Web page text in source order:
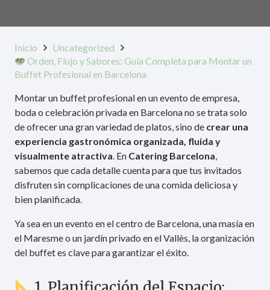
Inicio
Uncategorized
Orden, Flujo y Sabores: Guía Completa para Montar un
Buffet Profesional en Barcelona
Montar un buffet profesional en un evento de empresa,
boda o celebración privada en Barcelona no se trata solo
de ofrecer una gran variedad de platos, sino de crear una
experiencia gastronómica organizada, fluida y
visualmente atractiva. En Catering Barcelona,
sabemos que cada detalle cuenta para que tus invitados
disfruten sin complicaciones de una comida deliciosa y
bien planificada.
Ya sea en un evento en el centro de Barcelona, una masía en
el Maresme o un jardín privado en el Vallès, la organización
del buffet es clave para garantizar el éxito.